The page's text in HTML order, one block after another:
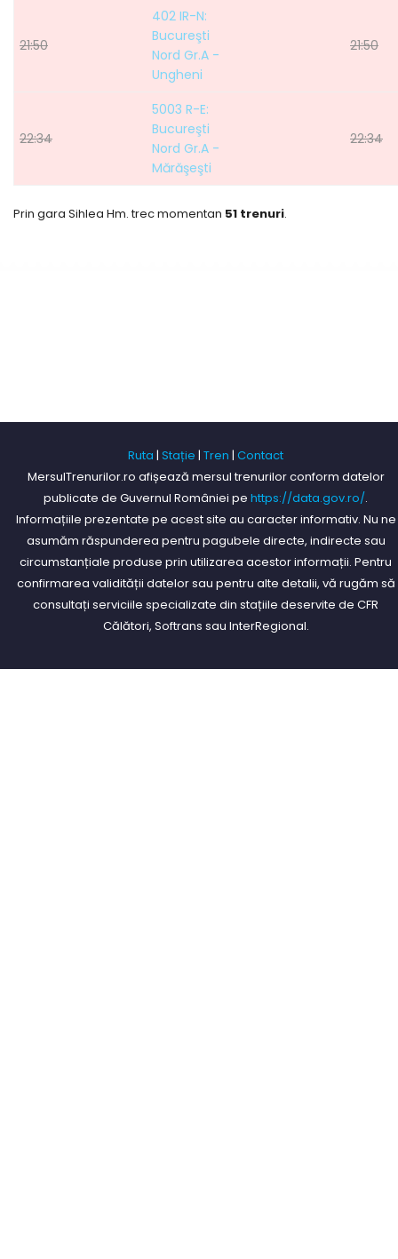
21:50
402 IR-N:
Bucureşti
Nord Gr.A -
Ungheni
21:50
22:34
5003 R-E:
Bucureşti
Nord Gr.A -
Mărăşeşti
22:34
Prin gara Sihlea Hm. trec momentan 51 trenuri.
Ruta | Stație | Tren | Contact
MersulTrenurilor.ro afișează mersul trenurilor conform datelor
publicate de Guvernul României pe https://data.gov.ro/.
Informațiile prezentate pe acest site au caracter informativ. Nu ne
asumăm răspunderea pentru pagubele directe, indirecte sau
circumstanțiale produse prin utilizarea acestor informații. Pentru
confirmarea validității datelor sau pentru alte detalii, vă rugăm să
consultați serviciile specializate din stațiile deservite de CFR
Călători, Softrans sau InterRegional.